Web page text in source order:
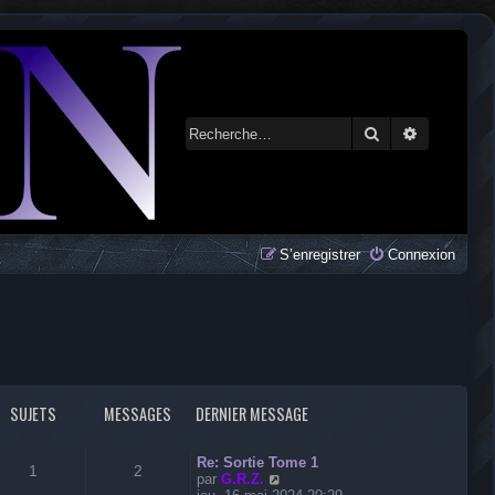
Rechercher
Connexion
S’enregistrer
SUJETS MESSAGES DERNIER MESSAGE
1 2
Re: Sortie Tome 1
par G.R.Z.